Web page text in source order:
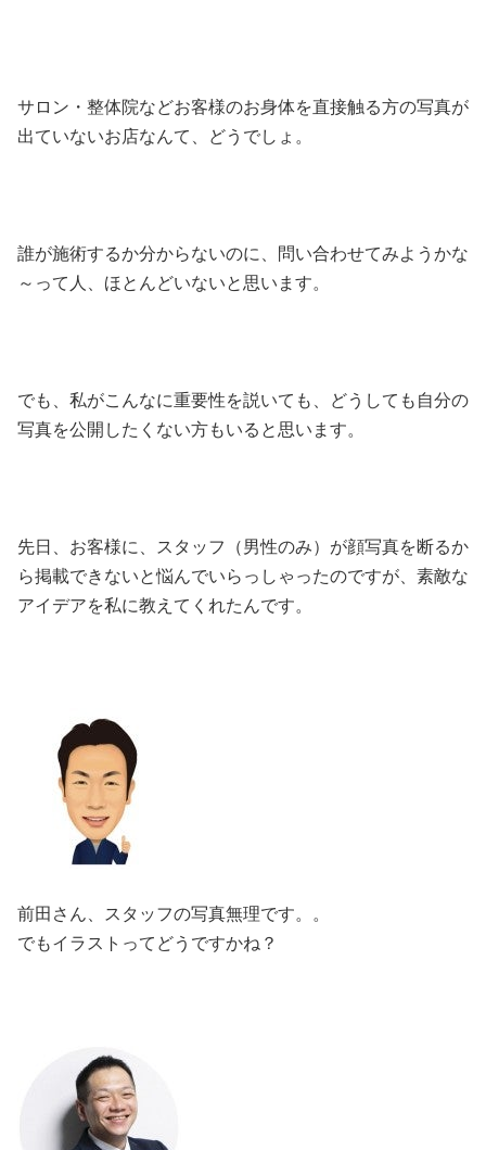
サロン・整体院などお客様のお身体を直接触る方の写真が
出ていないお店なんて、どうでしょ。
誰が施術するか分からないのに、問い合わせてみようかな
～って人、ほとんどいないと思います。
でも、私がこんなに重要性を説いても、どうしても自分の
写真を公開したくない方もいると思います。
先日、お客様に、スタッフ（男性のみ）が顔写真を断るか
ら掲載できないと悩んでいらっしゃったのですが、素敵な
アイデアを私に教えてくれたんです。
前田さん、スタッフの写真無理です。。
でもイラストってどうですかね？